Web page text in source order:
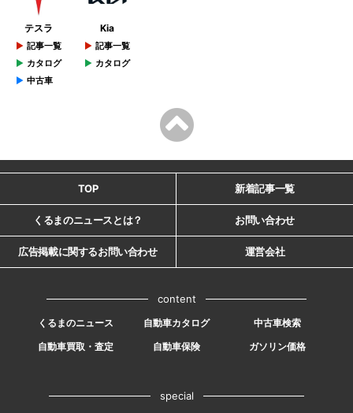
テスラ
記事一覧
カタログ
中古車
Kia
記事一覧
カタログ
TOP 新着記事一覧
くるまのニュースとは？ お問い合わせ
広告掲載に関するお問い合わせ 運営会社
content
くるまのニュース 自動車カタログ
中古車検索
自動車買取・査定
自動車保険 ガソリン価格
special